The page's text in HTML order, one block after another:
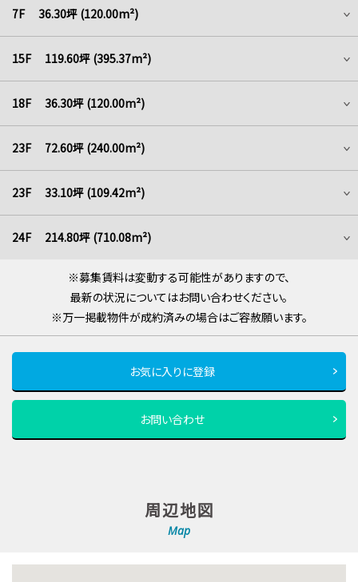
7F 36.30坪 (120.00m²)
15F 119.60坪 (395.37m²)
18F 36.30坪 (120.00m²)
23F 72.60坪 (240.00m²)
23F 33.10坪 (109.42m²)
24F 214.80坪 (710.08m²)
※募集賃料は変動する可能性がありますので、
最新の状況についてはお問い合わせください。
※万一掲載物件が成約済みの場合はご容赦願います。
お気に入りに登録
お問い合わせ
周辺地図
Map